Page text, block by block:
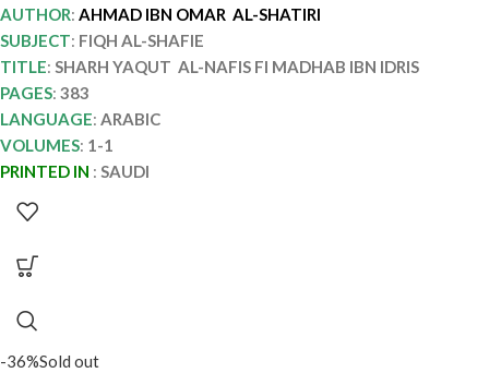
AUTHOR: AHMAD IBN OMAR AL-SHATIRI
SUBJECT: FIQH AL-SHAFIE
TITLE: SHARH YAQUT AL-NAFIS FI MADHAB IBN IDRIS
PAGES: 383
LANGUAGE: ARABIC
VOLUMES: 1-1
PRINTED IN : SAUDI
-36%Sold out